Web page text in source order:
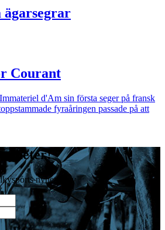
ägarsegrar
Courant
d'Am sin första seger på fransk
fyraåringen passade på att
nyhetsbrev